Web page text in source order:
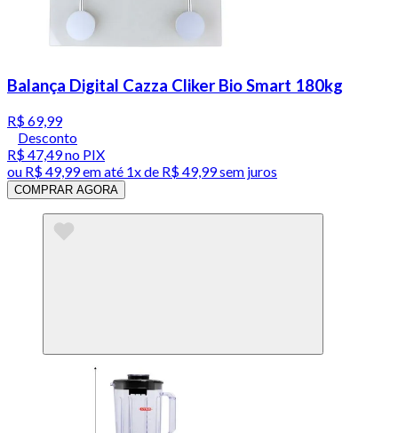
Balança Digital Cazza Cliker Bio Smart 180kg
R$ 69,99
Desconto
R$ 47,49no PIX
ou R$ 49,99em até 1x de R$ 49,99sem juros
COMPRAR AGORA